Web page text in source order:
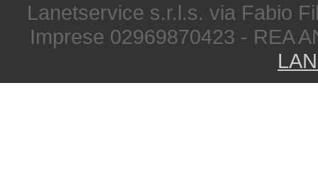
Lanetservice s.r.l.s. via Fabio
Imprese 02969870423 - REA